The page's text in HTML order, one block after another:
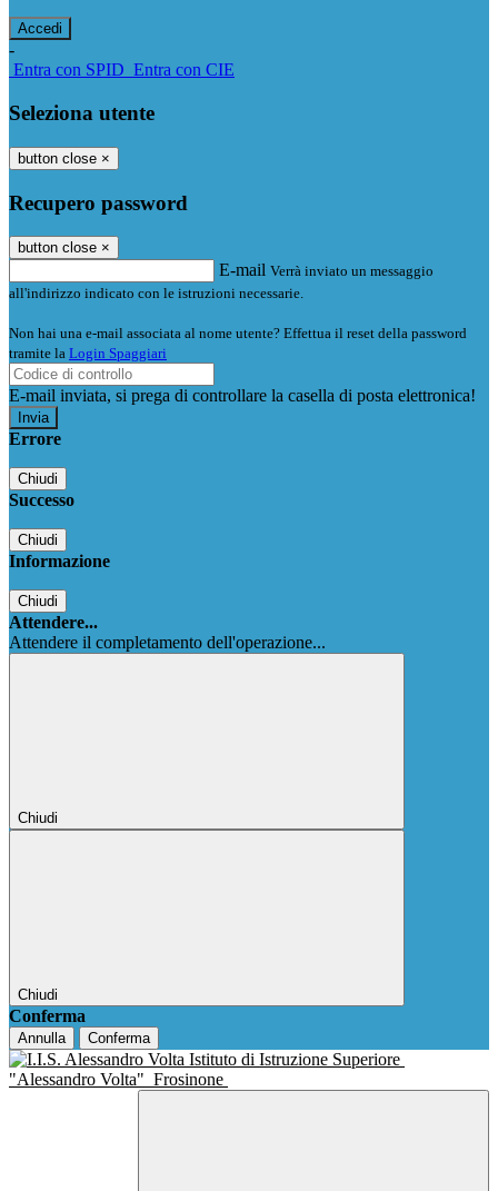
-
Entra con SPID Entra con CIE
Seleziona utente
button close ×
Recupero password
button close ×
E-mail Verrà inviato un messaggio
all'indirizzo indicato con le istruzioni necessarie.
Non hai una e-mail associata al nome utente? Effettua il reset della password
tramite la Login Spaggiari
E-mail inviata, si prega di controllare la casella di posta elettronica!
Errore
Chiudi
Successo
Chiudi
Informazione
Chiudi
Attendere...
Attendere il completamento dell'operazione...
Chiudi
Chiudi
Conferma
Annulla Conferma
Istituto di Istruzione Superiore
"Alessandro Volta" Frosinone